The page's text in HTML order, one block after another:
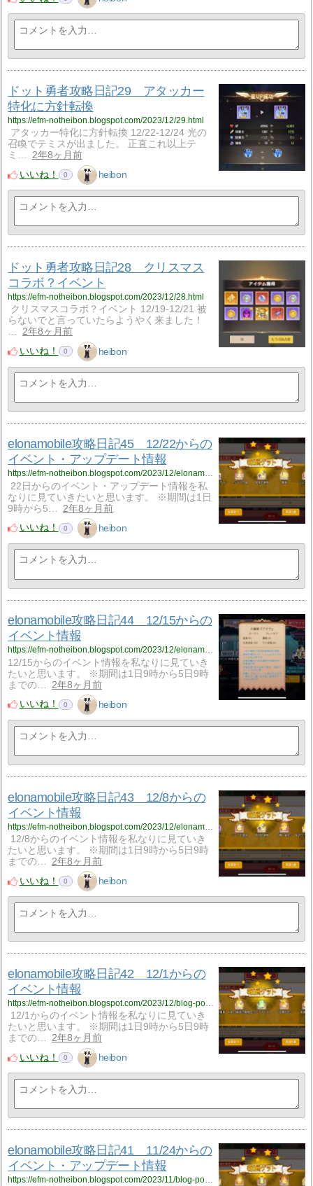
ドット勇者攻略日記29 アタッカー
特化に方針転換
https://efm-notheibon.blogspot.com/2023/12/29.html
アタッカー特化に方針転換 12/22-12/24 光の
召喚でテミスが出ました。 正直これ以上テ
ミ…
2年8ヶ月前
いいね！
0 heibon
ドット勇者攻略日記28 クリスマス
コラボ？イベント
https://efm-notheibon.blogspot.com/2023/12/28.html
クリスマスコラボ？イベント 12/19-12/21 被
らないでと言っていたらようやく来ました！
…
2年8ヶ月前
いいね！
0 heibon
elonamobile攻略日記45 12/22からの
イベント・アップデート情報
https://efm-notheibon.blogspot.com/2023/12/elonamobile451222.html
22日からのイベント・アップデート情報を私
なりに見ていきたいと思います。 ※期間は1日
9時から5…
2年8ヶ月前
いいね！
0 heibon
elonamobile攻略日記44 12/15からの
イベント情報
https://efm-notheibon.blogspot.com/2023/12/elonamobile381215.html
12/15からのイベント情報を私なりに見ていき
たいと思います。 ※期間は1日9時から5日9時
までの…
2年8ヶ月前
いいね！
0 heibon
elonamobile攻略日記43 12/8からの
イベント情報
12/8からのイベント情報を私なりに見ていき
たいと思います。 ※期間は1日9時から5日9時
までの…
2年8ヶ月前
いいね！
0 heibon
elonamobile攻略日記42 12/1からの
イベント情報
12/1からのイベント情報を私なりに見ていき
たいと思います。 ※期間は1日9時から5日9時
までの…
2年8ヶ月前
いいね！
0 heibon
elonamobile攻略日記41 11/24からの
イベント・アップデート情報
https://efm-notheibon.blogspot.com/2023/11/blog-post_25.html